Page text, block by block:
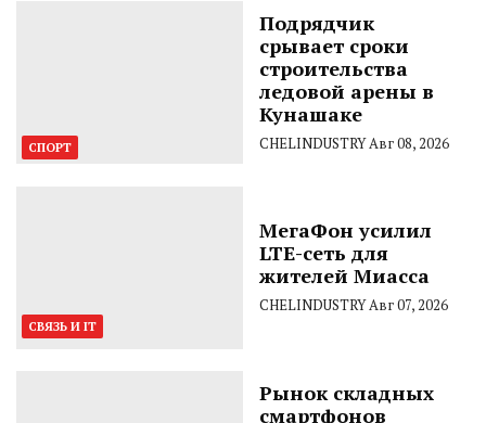
СПОРТ
Подрядчик
срывает сроки
строительства
ледовой арены в
Кунашаке
CHELINDUSTRYАвг 08, 2026
СВЯЗЬ И IT
МегаФон усилил
LTE-сеть для
жителей Миасса
CHELINDUSTRYАвг 07, 2026
Рынок складных
смартфонов